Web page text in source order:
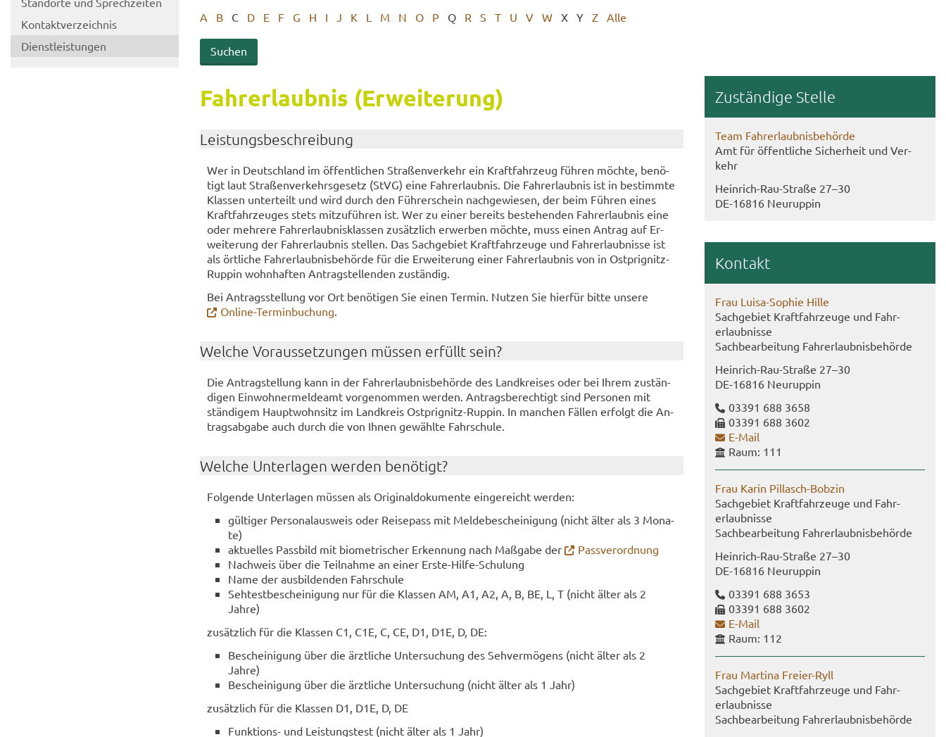
Kon­takt­ver­zeich­nis
Dienst­leis­tun­gen
A B C D E F G H I J K L M N O P Q R S T U V W X Y Z Alle
Fahr­erlaub­nis (Er­wei­te­rung)
Leis­tungs­be­schrei­bung
Wer in Deutsch­land im öf­fent­li­chen Stra­ßen­ver­kehr ein Kraft­fahr­zeug füh­ren möch­te, be­nö­
tigt laut Stra­ßen­ver­kehrs­ge­setz (StVG) eine Fahr­erlaub­nis. Die Fahr­erlaub­nis ist in be­stimm­te
Klas­sen un­ter­teilt und wird durch den Füh­rer­schein nach­ge­wie­sen, der beim Füh­ren eines
Kraft­fahr­zeu­ges stets mit­zu­füh­ren ist. Wer zu einer be­reits be­stehen­den Fahr­erlaub­nis eine
oder meh­re­re Fahr­erlaub­nis­klas­sen zu­sätz­lich er­wer­ben möch­te, muss einen An­trag auf Er­
wei­te­rung der Fahr­erlaub­nis stel­len. Das Sach­ge­biet Kraft­fahr­zeu­ge und Fahr­erlaub­nis­se ist
als ört­li­che Fahr­erlaub­nis­be­hör­de für die Er­wei­te­rung einer Fahr­erlaub­nis von in Ostprignitz-​
Ruppin wohn­haf­ten An­trag­stel­len­den zu­stän­dig.
Bei An­trags­stel­lung vor Ort be­nö­ti­gen Sie einen Ter­min. Nut­zen Sie hier­für bitte un­se­re
Online-​Terminbuchung.
Wel­che Vor­aus­set­zun­gen müs­sen er­füllt sein?
Die An­trag­stel­lung kann in der Fahr­erlaub­nis­be­hör­de des Land­krei­ses oder bei Ihrem zu­stän­
di­gen Ein­woh­ner­mel­de­amt vor­ge­nom­men wer­den. An­trags­be­rech­tigt sind Per­so­nen mit
stän­di­gem Haupt­wohn­sitz im Land­kreis Ostprignitz-​​Rup­pin. In man­chen Fäl­len er­folgt die An­
trags­ab­ga­be auch durch die von Ihnen ge­wähl­te Fahr­schu­le.
Wel­che Un­ter­la­gen wer­den be­nö­tigt?
Fol­gen­de Un­ter­la­gen müs­sen als Ori­gi­nal­do­ku­men­te ein­ge­reicht wer­den:
gül­ti­ger Per­so­nal­aus­weis oder Rei­se­pass mit Mel­de­be­schei­ni­gung (nicht älter als 3 Mo­na­
te)
ak­tu­el­les Pass­bild mit bio­me­tri­scher Er­ken­nung nach Maß­ga­be der
Pass­ver­ord­nung
Nach­weis über die Teil­nah­me an einer Erste-​​Hilfe-​Schulung
Name der aus­bil­den­den Fahr­schu­le
Seh­test­be­schei­ni­gung nur für die Klas­sen AM, A1, A2, A, B, BE, L, T (nicht älter als 2
Jahre)
zu­sätz­lich für die Klas­sen C1, C1E, C, CE, D1, D1E, D, DE:
Be­schei­ni­gung über die ärzt­li­che Un­ter­su­chung des Seh­ver­mö­gens (nicht älter als 2
Jahre)
Be­schei­ni­gung über die ärzt­li­che Un­ter­su­chung (nicht älter als 1 Jahr)
zu­sätz­lich für die Klas­sen D1, D1E, D, DE
Funktions-​ und Leis­tungs­test (nicht älter als 1 Jahr)
Zu­stän­di­ge Stel­le
Team Fahr­erlaub­nis­be­hör­de
Amt für öf­fent­li­che Si­cher­heit und Ver­
kehr
Heinrich-​Rau-Straße 27–30
DE-​16816 Neu­rup­pin
Kon­takt
Frau Luisa-​Sophie Hille
Sach­ge­biet Kraft­fahr­zeu­ge und Fahr­
erlaub­nis­se
Sach­be­ar­bei­tung Fahr­erlaub­nis­be­hör­de
Heinrich-​Rau-Straße 27–30
DE-​16816 Neu­rup­pin
03391 688 3658
03391 688 3602
E-​Mail
Raum: 111
Frau Karin Pillasch-​Bobzin
Sach­ge­biet Kraft­fahr­zeu­ge und Fahr­
erlaub­nis­se
Sach­be­ar­bei­tung Fahr­erlaub­nis­be­hör­de
Heinrich-​Rau-Straße 27–30
DE-​16816 Neu­rup­pin
03391 688 3653
03391 688 3602
E-​Mail
Raum: 112
Frau Mar­ti­na Freier-​Ryll
Sach­ge­biet Kraft­fahr­zeu­ge und Fahr­
erlaub­nis­se
Sach­be­ar­bei­tung Fahr­erlaub­nis­be­hör­de